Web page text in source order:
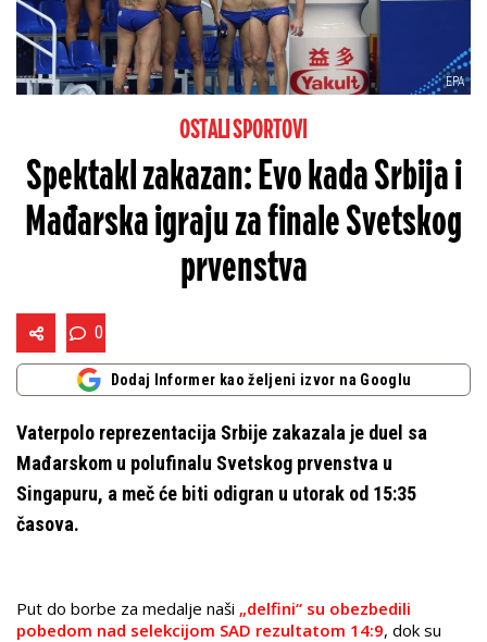
EPA
OSTALI SPORTOVI
Spektakl zakazan: Evo kada Srbija i
Mađarska igraju za finale Svetskog
prvenstva
0
Dodaj Informer kao željeni izvor na Googlu
Vaterpolo reprezentacija Srbije zakazala je duel sa
Mađarskom u polufinalu Svetskog prvenstva u
Singapuru, a meč će biti odigran u utorak od 15:35
časova.
Put do borbe za medalje naši „delfini“ su obezbedili
pobedom nad selekcijom SAD rezultatom 14:9, dok su